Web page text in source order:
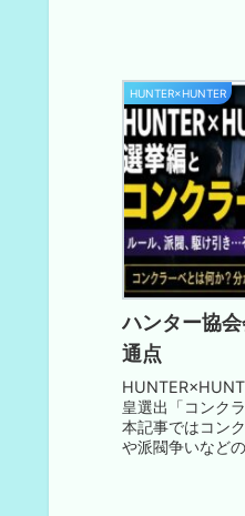
HUNTER×HUNTER
ハンター協
通点
皇選出「コンク
本記事ではコン
や派閥争いなど